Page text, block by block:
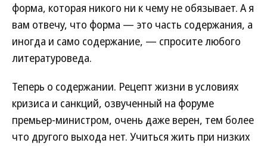
форма, которая никого ни к чему не обязывает. А я
вам отвечу, что форма — это часть содержания, а
иногда и само содержание, — спросите любого
литературоведа.
Теперь о содержании. Рецепт жизни в условиях
кризиса и санкций, озвученный на форуме
премьер-министром, очень даже верен, тем более
что другого выхода нет. Учиться жить при низких